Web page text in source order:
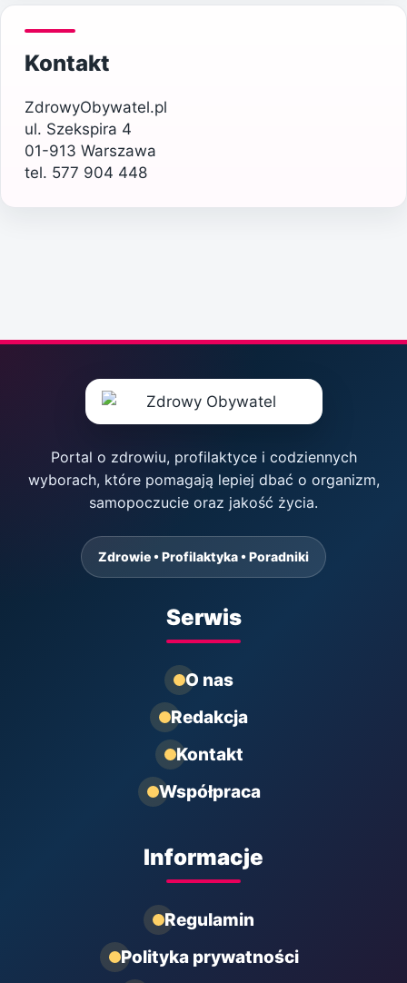
Kontakt
ZdrowyObywatel.pl
ul. Szekspira 4
01-913 Warszawa
tel. 577 904 448
Portal o zdrowiu, profilaktyce i codziennych
wyborach, które pomagają lepiej dbać o organizm,
samopoczucie oraz jakość życia.
Zdrowie • Profilaktyka • Poradniki
Serwis
O nas
Redakcja
Kontakt
Współpraca
Informacje
Regulamin
Polityka prywatności